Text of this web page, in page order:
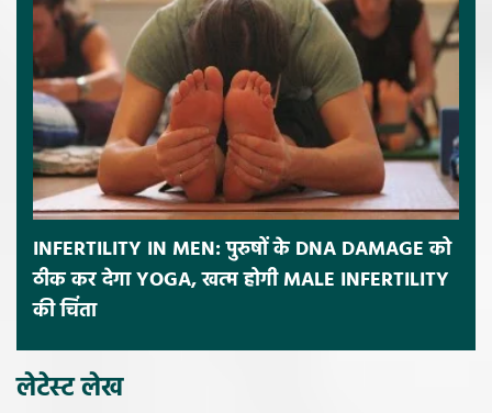
INFERTILITY IN MEN: पुरुषों के DNA DAMAGE को
ठीक कर देगा YOGA, खत्म होगी MALE INFERTILITY
की चिंता
लेटेस्ट लेख